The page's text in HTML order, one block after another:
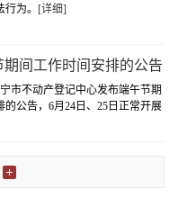
为。 [详细]
间工作时间安排的公告
市不动产登记中心发布端午节期
的公告，6月24日、25日正常开展